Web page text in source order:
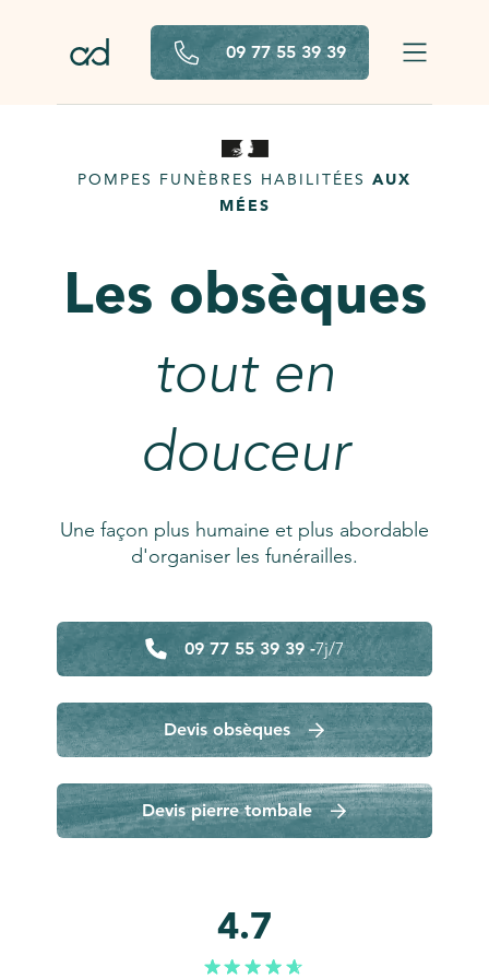
09 77 55 39 39
POMPES FUNÈBRES HABILITÉES AUX
MÉES
Les obsèques
tout en
douceur
Une façon plus humaine et plus abordable
d'organiser les funérailles.
09 77 55 39 39 -7j/7
Devis obsèques
Devis pierre tombale
4.7